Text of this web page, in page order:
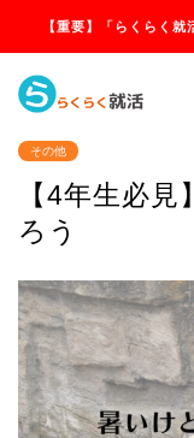
【重要】「らくらく
その他
【4年生必
ろう